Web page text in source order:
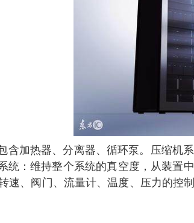
含加热器、分离器、循环泵。压缩机
统：维持整个系统的真空度，从装置
速、阀门、流量计、温度、压力的控